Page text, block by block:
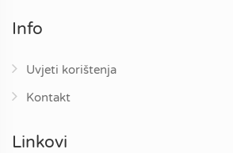
Info
Uvjeti korištenja
Kontakt
Linkovi